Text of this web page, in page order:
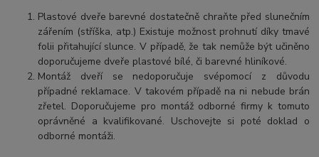
Plastové dveře barevné dostatečně chraňte před slunečním
zářením (stříška, atp.) Existuje možnost prohnutí díky tmavé
folii přitahující slunce. V případě, že tak nemůže být učiněno
doporučujeme dveře plastové bílé, či barevné hliníkové.
Montáž dveří se nedoporučuje svépomocí z důvodu
případné reklamace. V takovém případě na ni nebude brán
zřetel. Doporučujeme pro montáž odborné firmy k tomuto
oprávněné a kvalifikované. Uschovejte si poté doklad o
odborné montáži.